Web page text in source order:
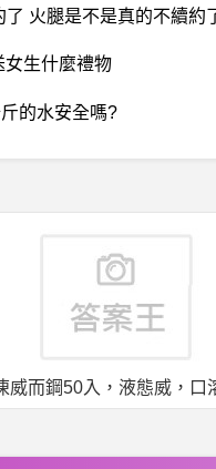
火腿是不是真的不續約
女生什麼禮物
的水安全嗎?